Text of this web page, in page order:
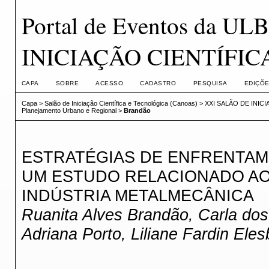
Portal de Eventos da
INICIAÇÃO
CAPA SOBRE ACESSO CADASTRO PESQUISA
Capa> Salão de Iniciação Científica e Tecnológica (Canoas) > XXI SALÃO DE
Planejamento Urbano e Regional> Brandão
ESTRATÉGIAS DE
UM ESTUDO RELACIONADO
INDÚSTRIA METALMECÂNICA
Ruanita Alves Brandão, Carla
Adriana Porto, Liliane Fardin